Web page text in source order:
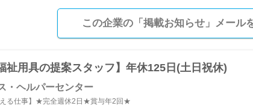
この企業の「掲載お知らせ」メール
祉用具の提案スタッフ】年休125日(土日祝休)
・ヘルパーセンター
える仕事】★完全週休2日★賞与年2回★